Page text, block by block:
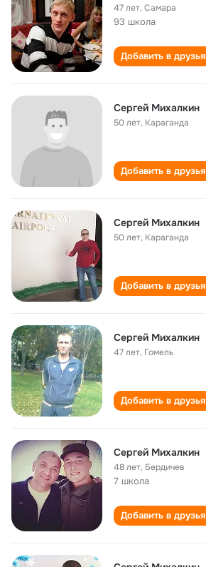
47 лет,Самара
93 школа
Добавить в друзья
Сергей Михалкин
50 лет, Караганда
Добавить в друзья
Сергей Михалкин
50 лет, Караганда
Добавить в друзья
Сергей Михалкин
47 лет, Гомель
Добавить в друзья
Сергей Михалкин
48 лет, Бердичев
7 школа
Добавить в друзья